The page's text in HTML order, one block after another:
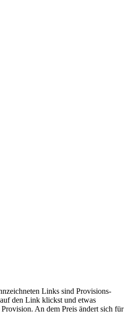
Links sind Provisions-
den Link klickst und etwas
An dem Preis ändert sich für